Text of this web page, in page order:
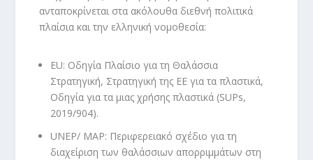
ανταποκρίνεται στα ακόλουθα διεθνή πολιτικά
πλαίσια και την ελληνική νομοθεσία:
ΕU: Οδηγία Πλαίσιο για τη Θαλάσσια
Στρατηγική, Στρατηγική της ΕΕ για τα πλαστικά,
Οδηγία για τα μιας χρήσης πλαστικά (SUPs,
2019/904).
UNEP/ MAP: Περιφερειακό σχέδιο για τη
διαχείριση των θαλάσσιων απορριμμάτων στη